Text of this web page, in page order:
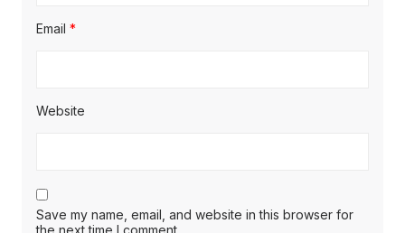
Email *
Website
Save my name, email, and website in this browser for
the next time I comment.